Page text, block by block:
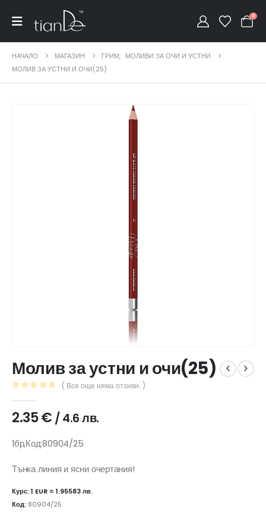
0
НАЧАЛО МАГАЗИН ГРИМ, МОЛИВИ ЗА ОЧИ И УСТНИ
МОЛИВ ЗА УСТНИ И ОЧИ(25)
Молив за устни и очи(25)
( Все още няма отзиви. )
2.35€ / 4.6 лв.
1бр,Код:80904/25
Тънка линия и ясни очертания!
Курс: 1 EUR = 1.95583 лв.
Код: 80904/25